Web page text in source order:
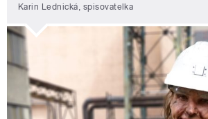
Karin Lednická, spisovatelka